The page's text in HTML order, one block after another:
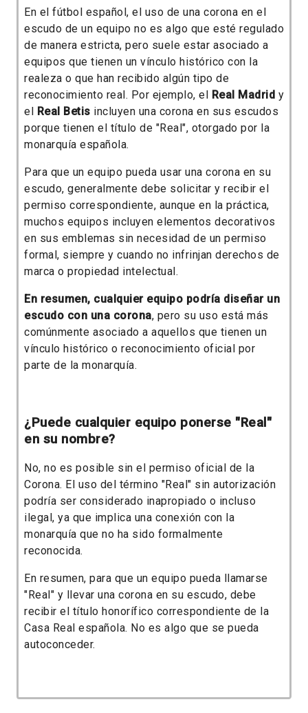
En el fútbol español, el uso de una corona en el
escudo de un equipo no es algo que esté regulado
de manera estricta, pero suele estar asociado a
equipos que tienen un vínculo histórico con la
realeza o que han recibido algún tipo de
reconocimiento real. Por ejemplo, el Real Madrid y
el Real Betis incluyen una corona en sus escudos
porque tienen el título de "Real", otorgado por la
monarquía española.
Para que un equipo pueda usar una corona en su
escudo, generalmente debe solicitar y recibir el
permiso correspondiente, aunque en la práctica,
muchos equipos incluyen elementos decorativos
en sus emblemas sin necesidad de un permiso
formal, siempre y cuando no infrinjan derechos de
marca o propiedad intelectual.
En resumen, cualquier equipo podría diseñar un
escudo con una corona, pero su uso está más
comúnmente asociado a aquellos que tienen un
vínculo histórico o reconocimiento oficial por
parte de la monarquía.
¿Puede cualquier equipo ponerse "Real"
en su nombre?
No, no es posible sin el permiso oficial de la
Corona. El uso del término "Real" sin autorización
podría ser considerado inapropiado o incluso
ilegal, ya que implica una conexión con la
monarquía que no ha sido formalmente
reconocida.
En resumen, para que un equipo pueda llamarse
"Real" y llevar una corona en su escudo, debe
recibir el título honorífico correspondiente de la
Casa Real española. No es algo que se pueda
autoconceder.